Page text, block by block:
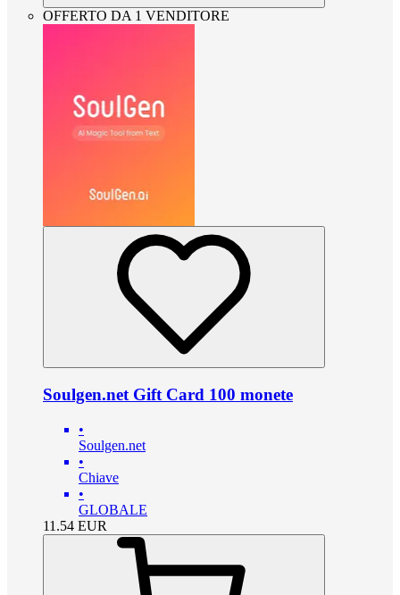
OFFERTO DA 1 VENDITORE
Soulgen.net Gift Card 100 monete
•
Soulgen.net
•
Chiave
•
GLOBALE
11.54 EUR